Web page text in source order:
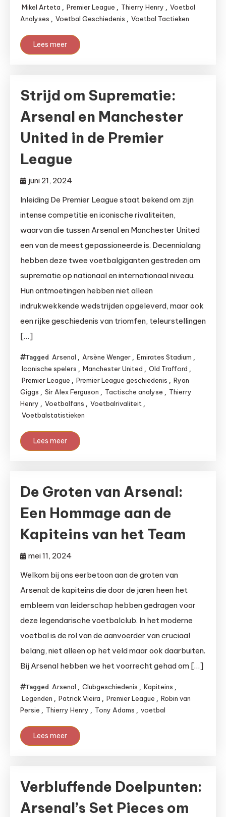
Mikel Arteta , Premier League , Thierry Henry , Voetbal
Analyses , Voetbal Geschiedenis , Voetbal Tactieken
Lees meer
Strijd om Suprematie:
Arsenal en Manchester
United in de Premier
League
juni 21, 2024
Inleiding De Premier League staat bekend om zijn
intense competitie en iconische rivaliteiten,
waarvan die tussen Arsenal en Manchester United
een van de meest gepassioneerde is. Decennialang
hebben deze twee voetbalgiganten gestreden om
suprematie op nationaal en internationaal niveau.
Hun ontmoetingen hebben niet alleen
indrukwekkende wedstrijden opgeleverd, maar ook
een rijke geschiedenis van triomfen, teleurstellingen
[…]
Tagged Arsenal , Arsène Wenger , Emirates Stadium ,
Iconische spelers , Manchester United , Old Trafford ,
Premier League , Premier League geschiedenis , Ryan
Giggs , Sir Alex Ferguson , Tactische analyse , Thierry
Henry , Voetbalfans , Voetbalrivaliteit ,
Voetbalstatistieken
Lees meer
De Groten van Arsenal:
Een Hommage aan de
Kapiteins van het Team
mei 11, 2024
Welkom bij ons eerbetoon aan de groten van
Arsenal: de kapiteins die door de jaren heen het
embleem van leiderschap hebben gedragen voor
deze legendarische voetbalclub. In het moderne
voetbal is de rol van de aanvoerder van cruciaal
belang, niet alleen op het veld maar ook daarbuiten.
Bij Arsenal hebben we het voorrecht gehad om […]
Tagged Arsenal , Clubgeschiedenis , Kapiteins ,
Legenden , Patrick Vieira , Premier League , Robin van
Persie , Thierry Henry , Tony Adams , voetbal
Lees meer
Verbluffende Doelpunten:
Arsenal’s Set Pieces om